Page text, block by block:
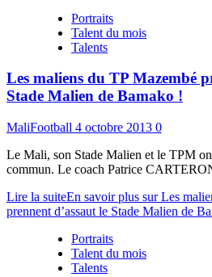
Portraits
Talent du mois
Talents
Les maliens du TP Mazembé
Stade Malien de Bamako !
MaliFootball 4 octobre 2013 0
Le Mali, son Stade Malien et le TPM
commun. Le coach Patrice
Lire la suiteEn savoir plus sur Les
prennent d’assaut le Stade Malien de
Portraits
Talent du mois
Talents